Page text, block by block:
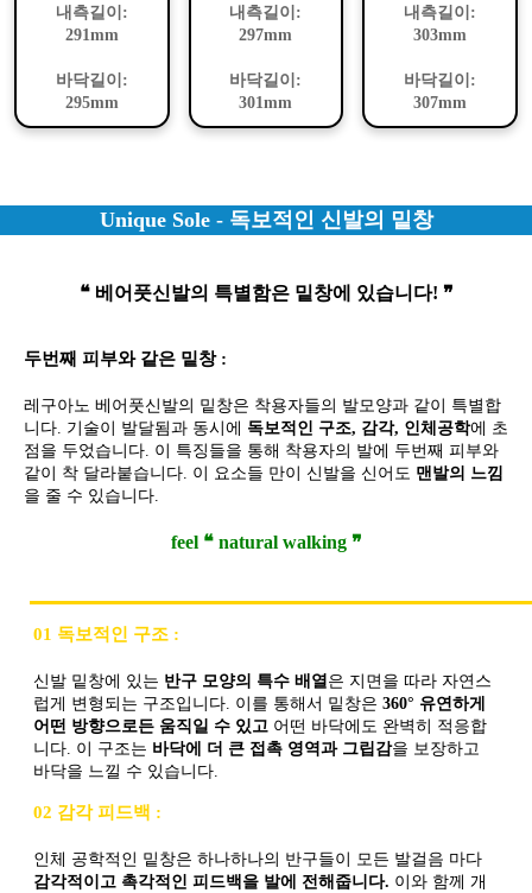
내측길이:
291mm
바닥길이:
295mm
내측길이:
297mm
바닥길이:
301mm
내측길이:
303mm
바닥길이:
307mm
Unique Sole - 독보적인 신발의 밑창
❝ 베어풋신발의 특별함은 밑창에 있습니다! ❞
두번째 피부와 같은 밑창 :
레구아노 베어풋신발의 밑창은 착용자들의 발모양과 같이 특별합
니다. 기술이 발달됨과 동시에 독보적인 구조, 감각, 인체공학에 초
점을 두었습니다. 이 특징들을 통해 착용자의 발에 두번째 피부와
같이 착 달라붙습니다. 이 요소들 만이 신발을 신어도 맨발의 느낌
을 줄 수 있습니다.
feel ❝ natural walking ❞
01 독보적인 구조 :
신발 밑창에 있는 반구 모양의 특수 배열 은 지면을 따라 자연스
럽게 변형되는 구조입니다. 이를 통해서 밑창은 360° 유연하게
어떤 방향으로든 움직일 수 있고 어떤 바닥에도 완벽히 적응합
니다. 이 구조는 바닥에 더 큰 접촉 영역과 그립감을 보장하고
바닥을 느낄 수 있습니다.
02 감각 피드백 :
인체 공학적인 밑창은 하나하나의 반구들이 모든 발걸음 마다
감각적이고 촉각적인 피드백을 발에 전해줍니다. 이와 함께 개